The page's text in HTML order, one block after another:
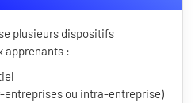
plusieurs dispositifs
apprenants :
entreprises ou intra-entreprise)